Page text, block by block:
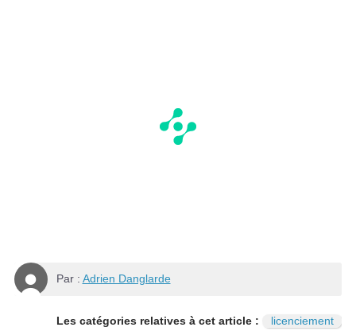
Par : Adrien Danglarde
Les catégories relatives à cet article : licenciement